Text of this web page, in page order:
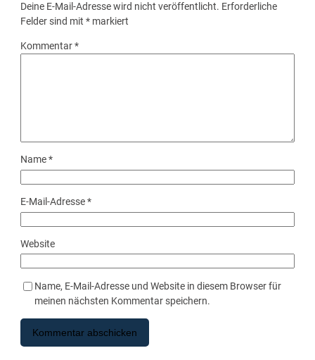
Deine E-Mail-Adresse wird nicht veröffentlicht. Erforderliche
Felder sind mit* markiert
Kommentar*
Name*
E-Mail-Adresse*
Website
Name, E-Mail-Adresse und Website in diesem Browser für
meinen nächsten Kommentar speichern.